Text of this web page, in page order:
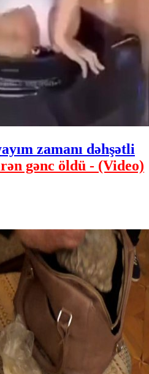
zamanı dəhşətli
gənc öldü - (Video)